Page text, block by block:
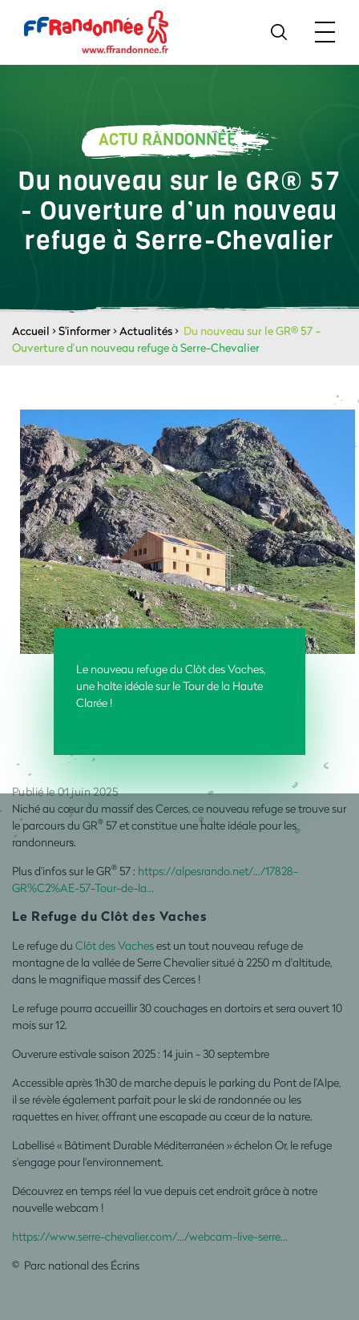
ACTU RANDONNÉE
Du nouveau sur le GR® 57
- Ouverture d’un nouveau
refuge à Serre-Chevalier
Accueil >S'informer>Actualités> Du nouveau sur le GR® 57 -
Ouverture d’un nouveau refuge à Serre-Chevalier
Le nouveau refuge du Clôt des Vaches,
une halte idéale sur le Tour de la Haute
Clarée !
Publié le 01 juin 2025
Niché au cœur du massif des Cerces, ce nouveau refuge se trouve sur
le parcours du GR® 57 et constitue une halte idéale pour les
randonneurs.
Plus d'infos sur le GR® 57 : https://alpesrando.net/.../17828-
GR%C2%AE-57-Tour-de-la...
Le Refuge du Clôt des Vaches
Le refuge du Clôt des Vachesest un tout nouveau refuge de
montagne de la vallée de Serre Chevalier situé à 2250 m d'altitude,
dans le magnifique massif des Cerces !
Le refuge pourra accueillir 30 couchages en dortoirs et sera ouvert 10
mois sur 12.
Ouverure estivale saison 2025 : 14 juin - 30 septembre
Accessible après 1h30 de marche depuis le parking du Pont de l’Alpe,
il se révèle également parfait pour le ski de randonnée ou les
raquettes en hiver, offrant une escapade au cœur de la nature.
Labellisé « Bâtiment Durable Méditerranéen » échelon Or, le refuge
s'engage pour l'environnement.
Découvrez en temps réel la vue depuis cet endroit grâce à notre
nouvelle webcam !
https://www.serre-chevalier.com/.../webcam-live-serre...
© Parc national des Écrins